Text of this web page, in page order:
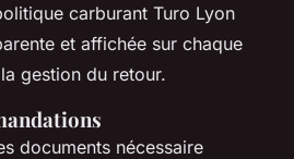
carburant Turo Lyon
et affichée sur chaque
gestion du retour.
documents nécessaire